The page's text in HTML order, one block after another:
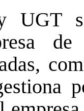
UGT